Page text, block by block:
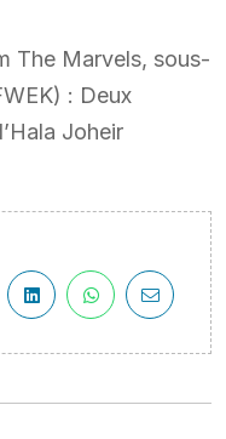
The Marvels, sous-
: Deux
Joheir